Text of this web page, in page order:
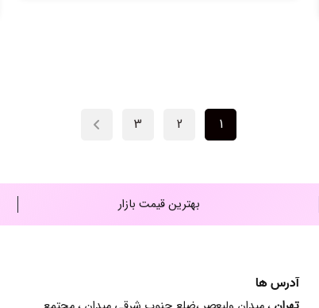
1
2
3
بهترین قیمت بازار
آدرس ها